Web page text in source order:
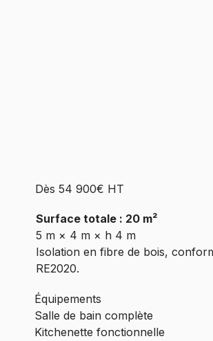
Dès 54 900€ HT
Surface totale : 20 m²
5 m × 4 m × h 4 m
Isolation en fibre de bois,
RE2020.
Équipements
Salle de bain complète
Kitchenette fonctionnelle